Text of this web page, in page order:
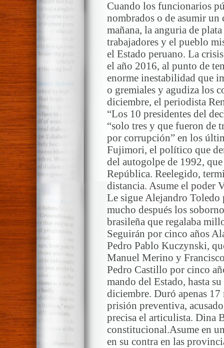
Cuando los funcionarios
nombrados o de asumir un
mañana, la anguria de
trabajadores y el pueblo
el Estado peruano. La
el año 2016, al punto de
enorme inestabilidad que
o gremiales y agudiza los
diciembre, el periodista
“Los 10 presidentes del
“solo tres y que fueron de
por corrupción” en los
Fujimori, el político que
del autogolpe de 1992,
República. Reelegido,
distancia. Asume el poder
Le sigue Alejandro Toledo
mucho después los
brasileña que regalaba
Seguirán por cinco años
Pedro Pablo Kuczynski,
Manuel Merino y
Pedro Castillo por cinco
mando del Estado, hasta
diciembre. Duró apenas
prisión preventiva,
precisa el articulista. Dina
constitucional.Asume en
en su contra en las